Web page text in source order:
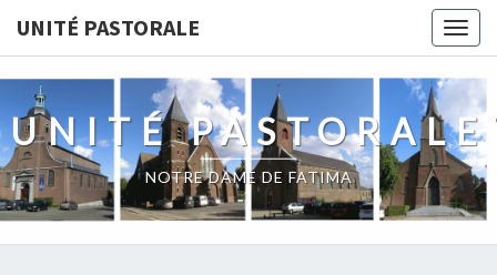
UNITÉ PASTORALE
UNITÉ PASTORALE
NOTRE DAME DE FATIMA